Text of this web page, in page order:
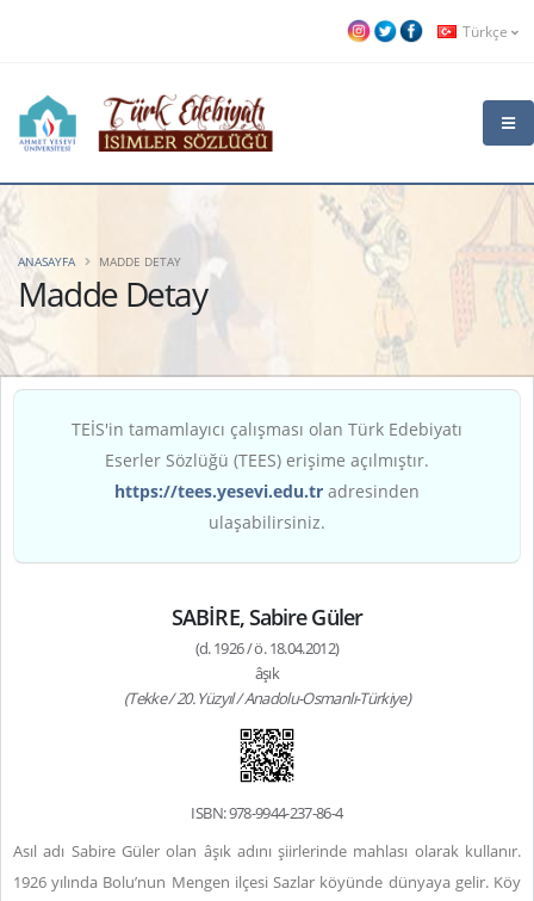
Türkçe
Madde Detay
ANASAYFA MADDE DETAY
TEİS'in tamamlayıcı çalışması olan Türk Edebiyatı
Eserler Sözlüğü (TEES) erişime açılmıştır.
https://tees.yesevi.edu.tr adresinden
ulaşabilirsiniz.
SABİRE, Sabire Güler
(d. 1926 / ö. 18.04.2012)
âşık
(Tekke / 20. Yüzyıl / Anadolu-Osmanlı-Türkiye)
ISBN: 978-9944-237-86-4
Asıl adı Sabire Güler olan âşık adını şiirlerinde mahlası olarak kullanır.
1926 yılında Bolu’nun Mengen ilçesi Sazlar köyünde dünyaya gelir. Köy